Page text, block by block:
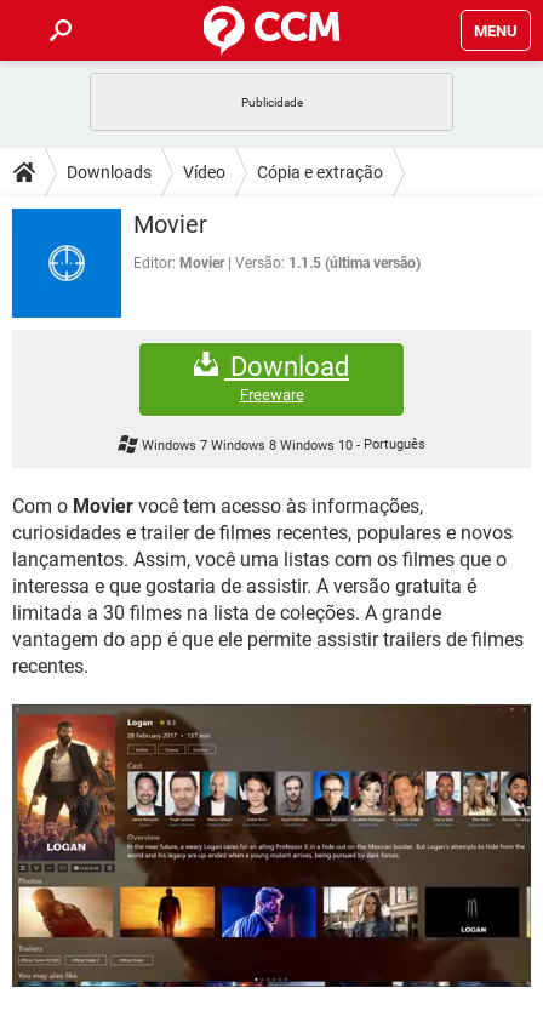
MENU
CELULAR FACEBOOK
INSTAGRAM GMAIL
DICAS
JOGOS
CELULAR
OUTLOOK
JOGOS WHATSAPP
EXCEL
GMAIL
FÓRUM
FACEBOOK
EXCEL
GMAIL
WHATSAPP
INSTAGRAM GMAIL
GUIA DE COMPRAS
Downloads Vídeo Cópia e extração
Movier
Editor: Movier Versão: 1.1.5 (última versão)
Download
Freeware
Windows 7 Windows 8 Windows 10- Português
Com o Movier você tem acesso às informações,
curiosidades e trailer de filmes recentes, populares e novos
lançamentos. Assim, você uma listas com os filmes que o
interessa e que gostaria de assistir. A versão gratuita é
limitada a 30 filmes na lista de coleções. A grande
vantagem do app é que ele permite assistir trailers de filmes
recentes.